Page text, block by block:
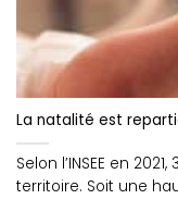
La natalité est
Selon l’INSEE en
territoire. Soit une